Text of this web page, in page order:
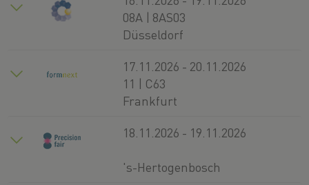
08A | 8AS03
Düsseldorf
17.11.2026 - 20.11.2026
11 | C63
Frankfurt
18.11.2026 - 19.11.2026
's-Hertogenbosch